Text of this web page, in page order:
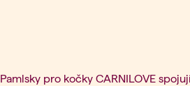
Pamlsky pro kočky CARNILOVE